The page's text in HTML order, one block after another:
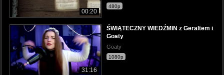
00:20
480p
31:16
ŚWIĄTECZNY WIEDŹMIN z Geraltem i
Goaty
Goaty
1080p